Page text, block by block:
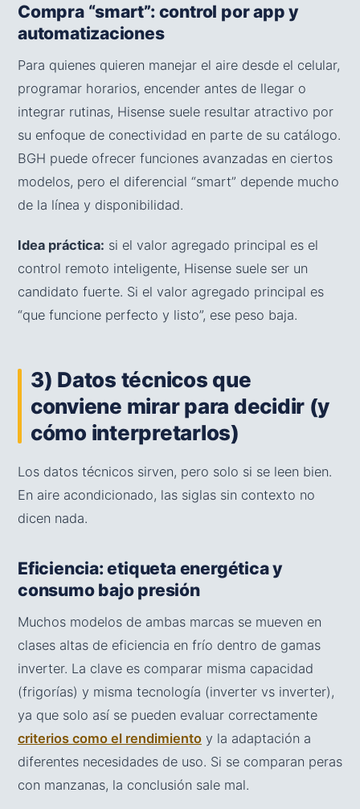
Compra “smart”: control por app y
automatizaciones
Para quienes quieren manejar el aire desde el celular,
programar horarios, encender antes de llegar o
integrar rutinas, Hisense suele resultar atractivo por
su enfoque de conectividad en parte de su catálogo.
BGH puede ofrecer funciones avanzadas en ciertos
modelos, pero el diferencial “smart” depende mucho
de la línea y disponibilidad.
Idea práctica: si el valor agregado principal es el
control remoto inteligente, Hisense suele ser un
candidato fuerte. Si el valor agregado principal es
“que funcione perfecto y listo”, ese peso baja.
3) Datos técnicos que
conviene mirar para decidir (y
cómo interpretarlos)
Los datos técnicos sirven, pero solo si se leen bien.
En aire acondicionado, las siglas sin contexto no
dicen nada.
Eficiencia: etiqueta energética y
consumo bajo presión
Muchos modelos de ambas marcas se mueven en
clases altas de eficiencia en frío dentro de gamas
inverter. La clave es comparar misma capacidad
(frigorías) y misma tecnología (inverter vs inverter),
ya que solo así se pueden evaluar correctamente
criterios como el rendimiento y la adaptación a
diferentes necesidades de uso. Si se comparan peras
con manzanas, la conclusión sale mal.